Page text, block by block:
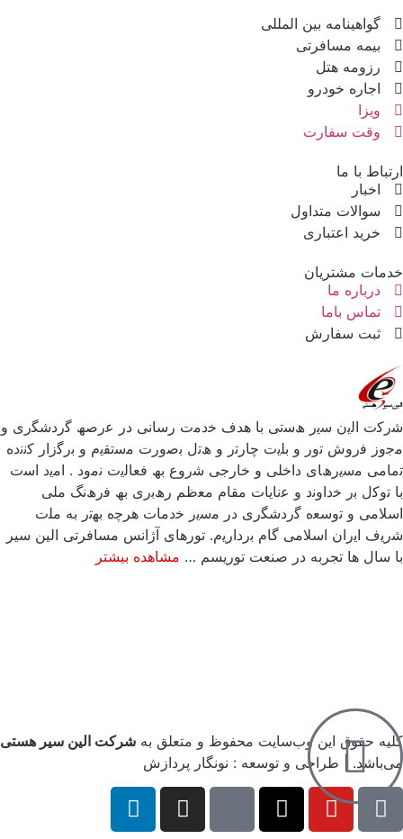
گواهینامه بین المللی
بیمه مسافرتی
رزومه هتل
اجاره خودرو
ویزا
وقت سفارت
ارتباط با ما
اخبار
سوالات متداول
خرید اعتباری
خدمات مشتریان
درباره ما
تماس باما
ثبت سفارش
ﺷرﮐت اﻟﯾن ﺳﯾر ھﺳﺗﯽ ﺑﺎ ھدف ﺧدﻣت رﺳﺎﻧﯽ در ﻋرﺻﮫ ﮔردﺷﮕری و
ﻣﺟوز ﻓروش ﺗور و ﺑﻠﯾت ﭼﺎرﺗر و ھﺗل ﺑﺻورت ﻣﺳﺗﻘﯾم و ﺑرﮔزار ﮐﻧﻧده
ﺗﻣﺎﻣﯽ ﻣﺳﯾرھﺎی داﺧﻠﯽ و ﺧﺎرﺟﯽ ﺷروع ﺑﮫ ﻓﻌﺎﻟﯾت ﻧﻣود . اﻣﯾد اﺳت
ﺑﺎ ﺗوﮐل ﺑر ﺧداوﻧد و ﻋﻧﺎﯾﺎت ﻣﻘﺎم ﻣﻌظم رھﺑری ﺑﮫ ﻓرھﻧﮓ ﻣﻠﯽ
اﺳﻼﻣﯽ و ﺗوﺳﻌه ﮔردﺷﮕری در ﻣﺳﯾر ﺧدﻣﺎت ھرﭼه ﺑﮭﺗر به ﻣﻠت
ﺷرﯾف اﯾران اﺳﻼﻣﯽ ﮔﺎم ﺑردارﯾم. تورهای آژانس مسافرتی الین سیر
با سال ها تجربه در صنعت توریسم … مشاهده بیشتر
کلیه حقوق این وب‌سایت محفوظ و متعلق به شرکت الین سیر هستی
می‌باشد. | طراحی و توسعه : نونگار پردازش